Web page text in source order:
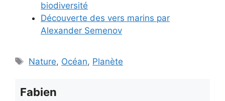
biodiversité
Découverte des vers marins par
Alexander Semenov
Étiquettes
Nature, Océan, Planète
Fabien